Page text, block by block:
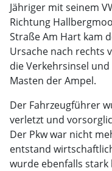
Jähriger mit seinem
Richtung
Straße Am Hart kam
Ursache nach rechts
die Verkehrsinsel
Masten der Ampel.
Der Fahrzeugführer
verletzt und
Der Pkw war nicht
entstand
wurde ebenfalls